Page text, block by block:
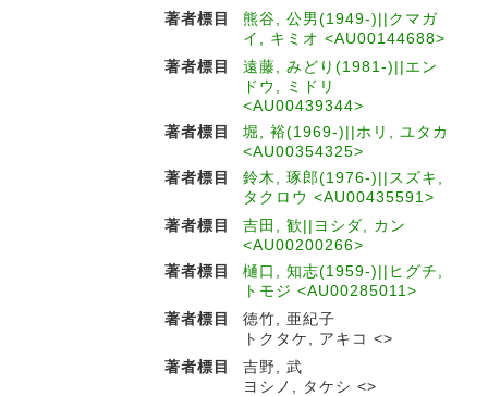
著者標目
熊谷, 公男(1949-)||クマガ
イ, キミオ <AU00144688>
著者標目
遠藤, みどり(1981-)||エン
ドウ, ミドリ
<AU00439344>
著者標目
堀, 裕(1969-)||ホリ, ユタカ
<AU00354325>
著者標目
鈴木, 琢郎(1976-)||スズキ,
タクロウ <AU00435591>
著者標目
吉田, 歓||ヨシダ, カン
<AU00200266>
著者標目
樋口, 知志(1959-)||ヒグチ,
トモジ <AU00285011>
著者標目
徳竹, 亜紀子
トクタケ, アキコ <>
著者標目
吉野, 武
ヨシノ, タケシ <>